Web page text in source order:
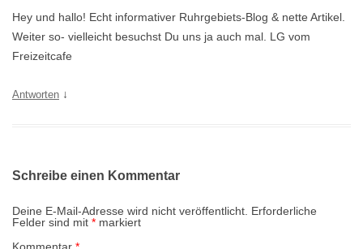
v
i
g
t
n
Hey und hallo! Echt informativer Ruhrgebiets-Blog & nette Artikel.
Weiter so- vielleicht besuchst Du uns ja auch mal. LG vom
Freizeitcafe
Antworten ↓
Schreibe einen Kommentar
Deine E-Mail-Adresse wird nicht veröffentlicht. Erforderliche
Felder sind mit * markiert
Kommentar *